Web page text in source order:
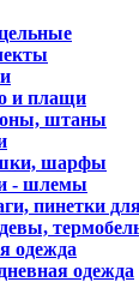
и плащи
штаны
шарфы
- шлемы
пинетки
одежда
одежда